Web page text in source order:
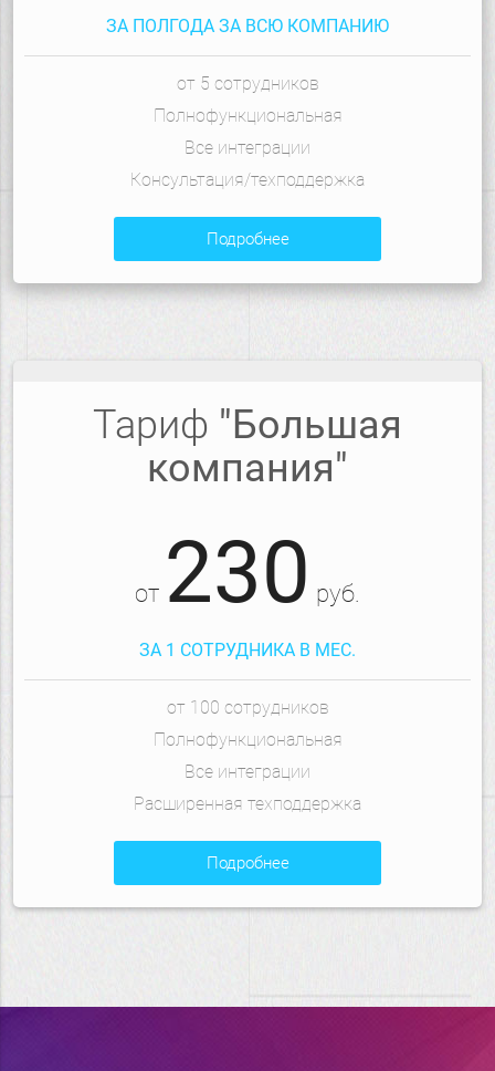
ЗА ПОЛГОДА ЗА ВСЮ КОМПАНИЮ
от 5 сотрудников
Полнофункциональная
Все интеграции
Консультация/техподдержка
подробнее
Тариф "Большая
компания"
от 230 руб.
ЗА 1 СОТРУДНИКА В МЕС.
от 100 сотрудников
Полнофункциональная
Все интеграции
Расширенная техподдержка
подробнее